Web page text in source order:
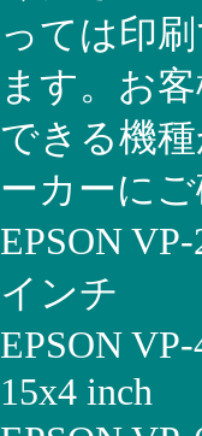
っては印
ます。お
できる機
ーカーに
EPSON
インチ
EPSON
15x4 inch